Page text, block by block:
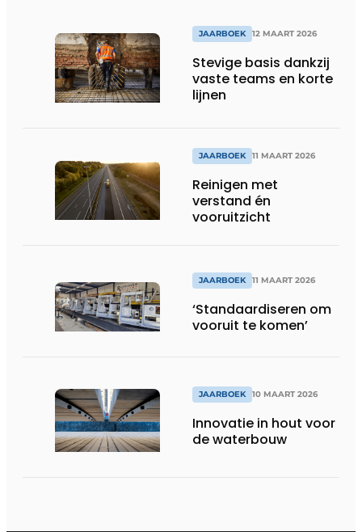
JAARBOEK 12 MAART 2026
Stevige basis dankzij
vaste teams en korte
lijnen
JAARBOEK 11 MAART 2026
Reinigen met
verstand én
vooruitzicht
JAARBOEK 11 MAART 2026
‘Standaardiseren om
vooruit te komen’
JAARBOEK 10 MAART 2026
Innovatie in hout voor
de waterbouw